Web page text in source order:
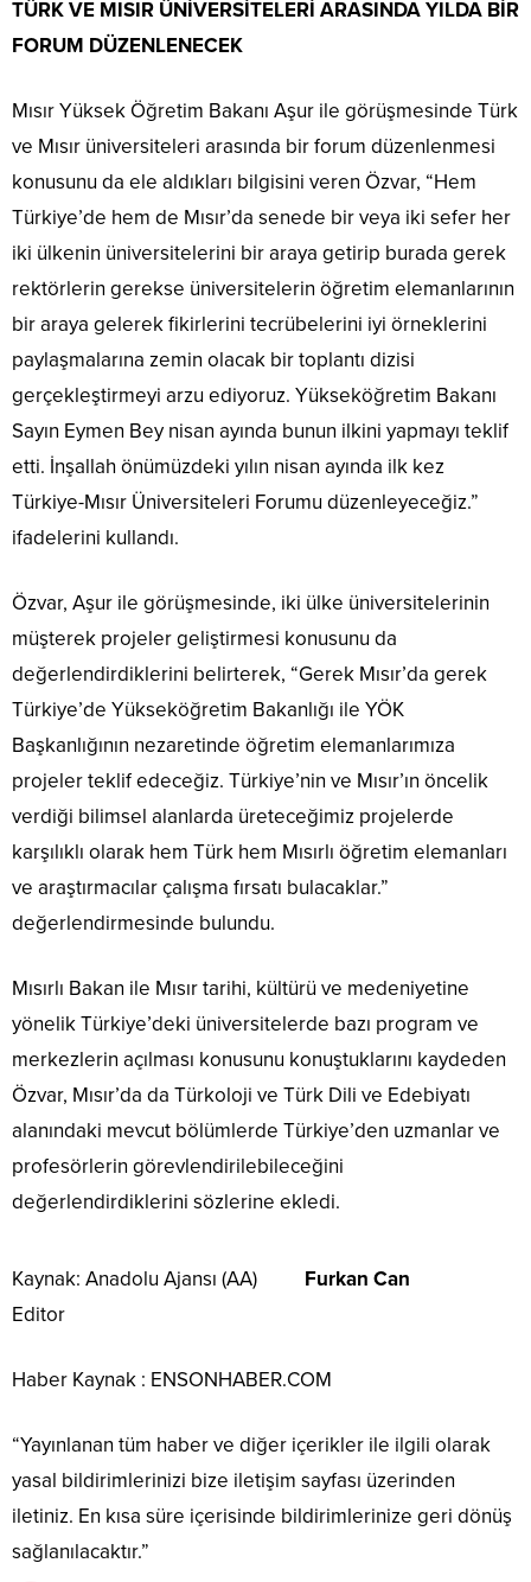
TÜRK VE MISIR ÜNİVERSİTELERİ ARASINDA YILDA BİR
FORUM DÜZENLENECEK
Mısır Yüksek Öğretim Bakanı Aşur ile görüşmesinde Türk
ve Mısır üniversiteleri arasında bir forum düzenlenmesi
konusunu da ele aldıkları bilgisini veren Özvar, “Hem
Türkiye’de hem de Mısır’da senede bir veya iki sefer her
iki ülkenin üniversitelerini bir araya getirip burada gerek
rektörlerin gerekse üniversitelerin öğretim elemanlarının
bir araya gelerek fikirlerini tecrübelerini iyi örneklerini
paylaşmalarına zemin olacak bir toplantı dizisi
gerçekleştirmeyi arzu ediyoruz. Yükseköğretim Bakanı
Sayın Eymen Bey nisan ayında bunun ilkini yapmayı teklif
etti. İnşallah önümüzdeki yılın nisan ayında ilk kez
Türkiye-Mısır Üniversiteleri Forumu düzenleyeceğiz.”
ifadelerini kullandı.
Özvar, Aşur ile görüşmesinde, iki ülke üniversitelerinin
müşterek projeler geliştirmesi konusunu da
değerlendirdiklerini belirterek, “Gerek Mısır’da gerek
Türkiye’de Yükseköğretim Bakanlığı ile YÖK
Başkanlığının nezaretinde öğretim elemanlarımıza
projeler teklif edeceğiz. Türkiye’nin ve Mısır’ın öncelik
verdiği bilimsel alanlarda üreteceğimiz projelerde
karşılıklı olarak hem Türk hem Mısırlı öğretim elemanları
ve araştırmacılar çalışma fırsatı bulacaklar.”
değerlendirmesinde bulundu.
Mısırlı Bakan ile Mısır tarihi, kültürü ve medeniyetine
yönelik Türkiye’deki üniversitelerde bazı program ve
merkezlerin açılması konusunu konuştuklarını kaydeden
Özvar, Mısır’da da Türkoloji ve Türk Dili ve Edebiyatı
alanındaki mevcut bölümlerde Türkiye’den uzmanlar ve
profesörlerin görevlendirilebileceğini
değerlendirdiklerini sözlerine ekledi.
Kaynak: Anadolu Ajansı (AA)
Furkan Can
Editor
Haber Kaynak : ENSONHABER.COM
“Yayınlanan tüm haber ve diğer içerikler ile ilgili olarak
yasal bildirimlerinizi bize iletişim sayfası üzerinden
iletiniz. En kısa süre içerisinde bildirimlerinize geri dönüş
sağlanılacaktır.”